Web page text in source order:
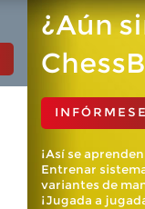
¿Aún
¡Así se
Entrenar
variantes de
¡Jugada a